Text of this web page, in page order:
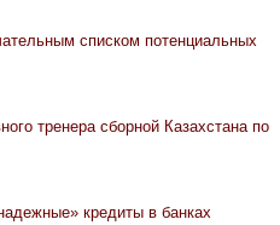
списком потенциальных
тренера сборной Казахстана по
кредиты в банках